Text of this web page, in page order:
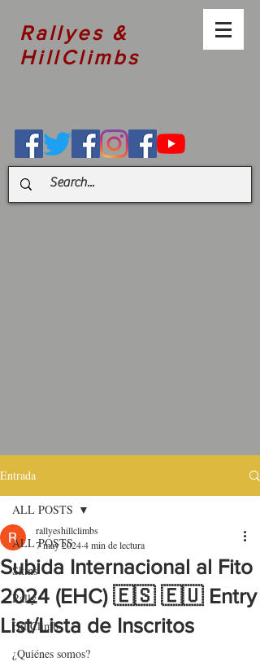
Rallyes &
HillClimbs
Entrada
ALL POSTS
Skins
Rally
HillClimb
¿Quiénes somos?
ALL POSTS
Subida Internacional al Fito
2024 (EHC) 🇪🇸 🇪🇺 Entry
List/Lista de Inscritos
rallyeshillclimbs
7 may 20244 min de lectura